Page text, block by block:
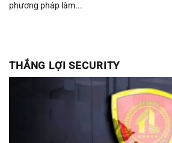
phương pháp làm...
THẮNG LỢI SECURITY